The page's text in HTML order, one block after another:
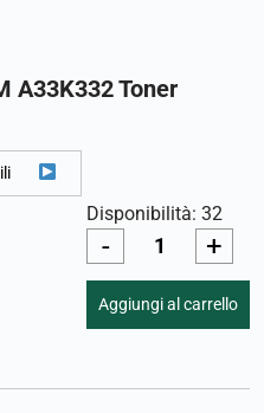
A33K332 Toner
Disponibilità: 32
- +
Aggiungi al carrello